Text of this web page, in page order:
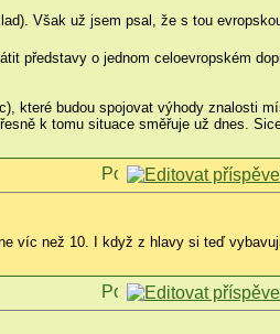
Však už jsem psal, že s tou
představy o jednom celoevropském
které budou spojovat výhody znalosti
k tomu situace směřuje už dnes.
víc než 10. I když z hlavy si teď